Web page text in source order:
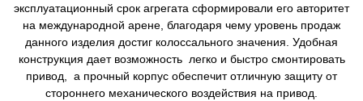
эксплуатационный срок агрегата сформировали его авторитет
на международной арене, благодаря чему уровень продаж
данного изделия достиг колоссального значения. Удобная
конструкция дает возможность легко и быстро смонтировать
привод, а прочный корпус обеспечит отличную защиту от
стороннего механического воздействия на привод.